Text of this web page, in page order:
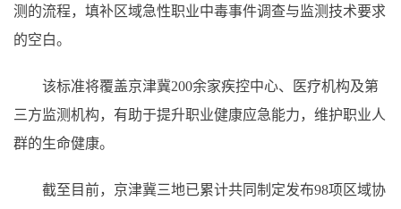
测的流程，填补区域急性职业中毒事件调查与监测技术要求
的空白。
该标准将覆盖京津冀200余家疾控中心、医疗机构及第
三方监测机构，有助于提升职业健康应急能力，维护职业人
群的生命健康。
截至目前，京津冀三地已累计共同制定发布98项区域协